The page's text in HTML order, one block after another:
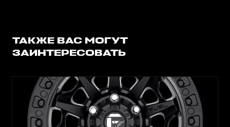
ТАКЖЕ ВАС МОГУТ
ЗАИНТЕРЕСОВАТЬ